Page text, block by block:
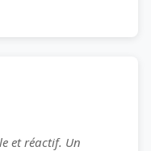
et réactif. Un